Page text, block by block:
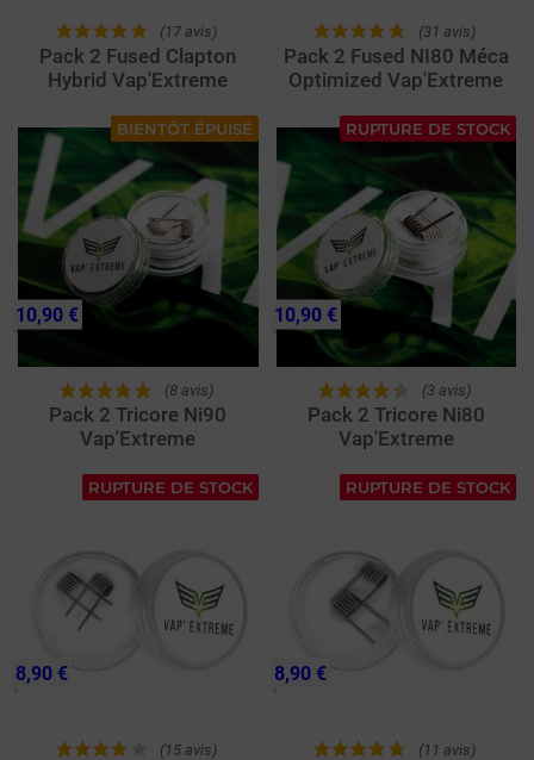
(17 avis)
Pack 2 Fused Clapton
Hybrid Vap'Extreme
(31 avis)
Pack 2 Fused NI80 Méca
Optimized Vap'Extreme
BIENTÔT ÉPUISÉ
(8 avis)
Pack 2 Tricore Ni90
Vap'Extreme
10,90 €
RUPTURE DE STOCK
(3 avis)
Pack 2 Tricore Ni80
Vap'Extreme
10,90 €
RUPTURE DE STOCK
(15 avis)
8,90 €
RUPTURE DE STOCK
(11 avis)
8,90 €